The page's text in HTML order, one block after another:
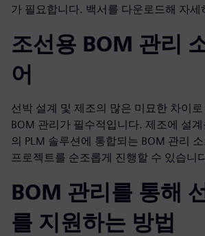
가 필요합니다. 백서를 다운로드해 자세
조선용 BOM 관리
어
선박 설계 및 제조의 많은 미묘한 차이
BOM 관리가 필수적입니다. 제조에 설
의 PLM 솔루션에 통합되는 BOM 관리
프로젝트를 순조롭게 진행할 수 있습니
BOM 관리를 통해
를 지원하는 방법